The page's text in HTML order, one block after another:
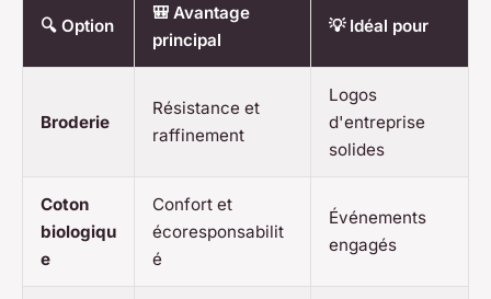
🔍 Option
🎒 Avantage
principal
💡 Idéal pour
Broderie
Résistance et
raffinement
Logos
d'entreprise
solides
Coton
biologiqu
e
Confort et
écoresponsabilit
é
Événements
engagés